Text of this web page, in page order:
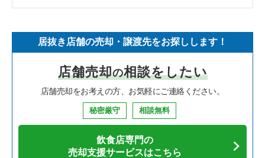
寿司の居抜き売却物件の案件一覧
焼肉の居抜き売却物件の案件一覧
鉄板焼き・お好み焼の居抜き売却物件の案件一覧
カフェの居抜き売却物件の案件一覧
神奈川県の飲食店の居抜き売却物件の案件一覧
大阪府の飲食店の居抜き売却物件の案件一覧
兵庫県の飲食店の居抜き売却物件の案件一覧
愛知県の飲食店の居抜き売却物件の案件一覧
堺市北区の飲食店の居抜き売却物件の案件一覧
堺市中区の飲食店の居抜き売却物件の案件一覧
大阪市西区の飲食店の居抜き売却物件の案件一覧
大阪市福島区の飲食店の居抜き売却物件の案件一覧
大阪府のイタリア料理の居抜き売却物件の案件一覧
大阪府の中華の居抜き売却物件の案件一覧
大阪府のそば・うどんの居抜き売却物件の案件一覧
大阪府の焼肉の居抜き売却物件の案件一覧
なんば駅のイタリア料理の居抜き売却物件の案件一覧
なんば駅の焼肉の居抜き売却物件の案件一覧
なんば駅の鉄板焼き・お好み焼の居抜き売却物件の案件一覧
なんば駅のお弁当・惣菜・デリの居抜き売却物件の案件一覧
居抜き店舗の売却・譲渡先をお探しします！
店舗売却の相談をしたい
店舗売却をお考えの方、お気軽にご連絡ください。
秘密厳守 相談無料
飲食店専門の
売却支援サービスはこちら